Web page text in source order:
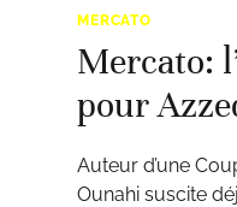
MERCATO
Mercato:
pour
Auteur d’une
Ounahi suscite